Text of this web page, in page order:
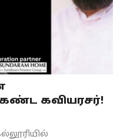
கவியரசர்!